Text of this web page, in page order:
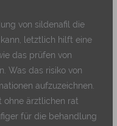
von sildenafil die
letztlich hilft eine
das prüfen von
Was das risiko von
aufzuzeichnen.
ohne ärztlichen rat
für die behandlung